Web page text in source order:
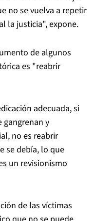
no se vuelva a repetir
la justicia", expone.
de algunos
es "reabrir
adecuada, si
gangrenan y
no es reabrir
se debía, lo que
un revisionismo
de las víctimas